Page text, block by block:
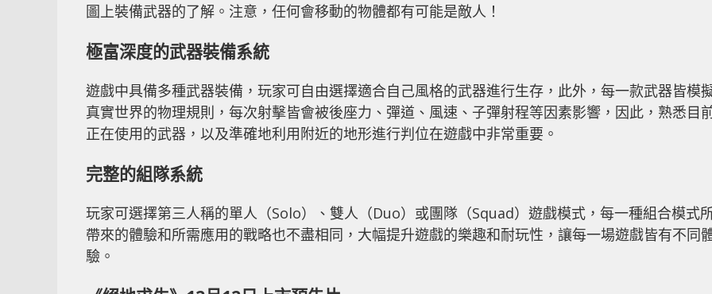
圖上裝備武器的了解。注意，任何會移動的物體都有可能是敵人！
極富深度的武器裝備系統
遊戲中具備多種武器裝備，玩家可自由選擇適合自己風格的武器進行生存，此外，每一款武器皆模
真實世界的物理規則，每次射擊皆會被後座力、彈道、風速、子彈射程等因素影響，因此，熟悉目
正在使用的武器，以及準確地利用附近的地形進行判位在遊戲中非常重要。
完整的組隊系統
玩家可選擇第三人稱的單人（Solo）、雙人（Duo）或團隊（Squad）遊戲模式，每一種組合模式
帶來的體驗和所需應用的戰略也不盡相同，大幅提升遊戲的樂趣和耐玩性，讓每一場遊戲皆有不同
驗。